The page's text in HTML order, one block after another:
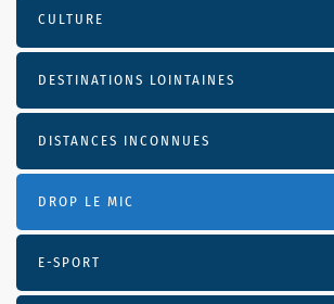
CULTURE
DESTINATIONS LOINTAINES
DISTANCES INCONNUES
DROP LE MIC
E-SPORT